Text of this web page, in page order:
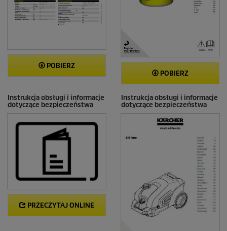
POBIERZ
POBIERZ
Instrukcja obsługi i informacje
dotyczące bezpieczeństwa
PRZECZYTAJ ONLINE
Instrukcja obsługi i informacje
dotyczące bezpieczeństwa